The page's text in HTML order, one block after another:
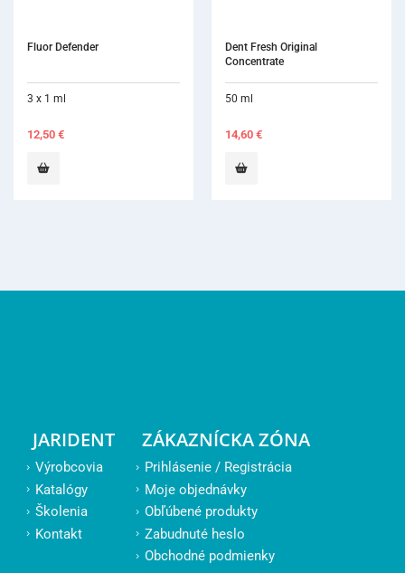
Fluor Defender
3 x 1 ml
12,50 €
Dent Fresh Original
Concentrate
50 ml
14,60 €
JARIDENT
Výrobcovia
Katalógy
Školenia
Kontakt
ZÁKAZNÍCKA ZÓNA
Prihlásenie / Registrácia
Moje objednávky
Obľúbené produkty
Zabudnuté heslo
Obchodné podmienky